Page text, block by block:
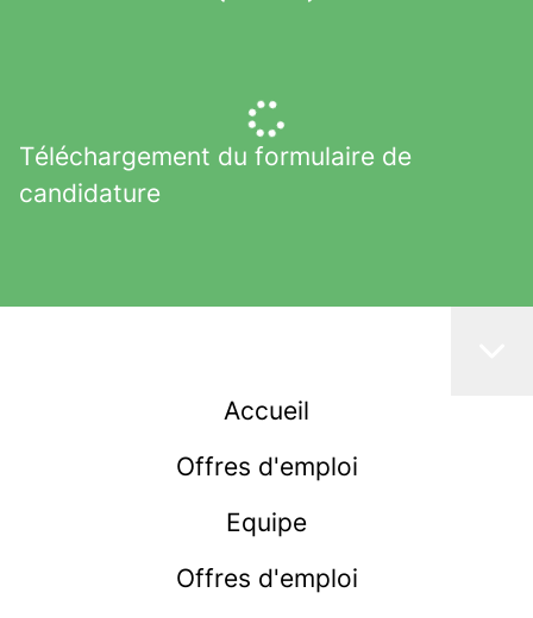
Téléchargement du formulaire de
candidature
Accueil
Offres d'emploi
Equipe
Offres d'emploi